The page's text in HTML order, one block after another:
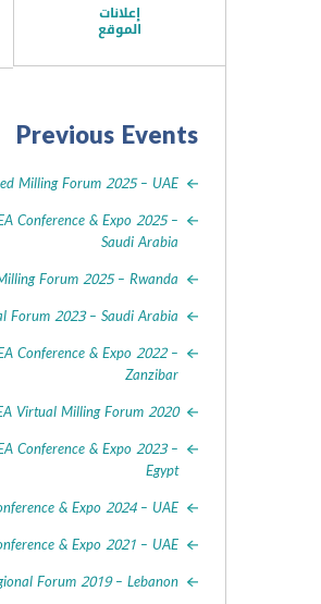
إعلانات
الموقع
Previous Events
Milling Forum 2025 – UAE
Conference & Expo 2025 –
Saudi Arabia
Forum 2025 – Rwanda
Forum 2023 – Saudi Arabia
Conference & Expo 2022 –
Zanzibar
Virtual Milling Forum 2020
Conference & Expo 2023 –
Egypt
& Expo 2024 – UAE
& Expo 2021 – UAE
Forum 2019 – Lebanon